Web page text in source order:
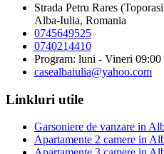
Strada Petru Rares
Alba-Iulia, Romania
0745649525
0740214410
Program: luni - Vineri 09:00
casealbaiulia@yahoo.com
Linkluri utile
Garsoniere de vanzare in
Apartamente 2 camere in